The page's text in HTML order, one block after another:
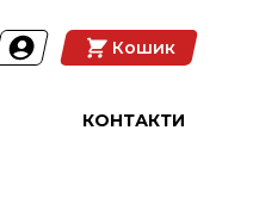
Кошик
КОНТАКТИ